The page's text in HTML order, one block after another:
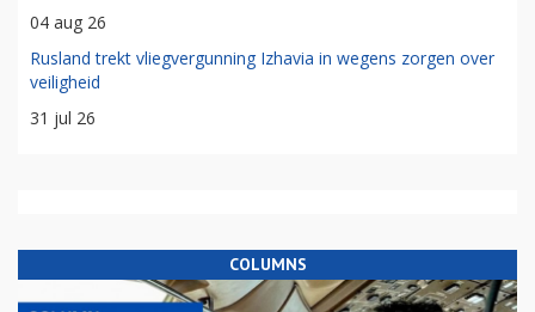
04 aug 26
Rusland trekt vliegvergunning Izhavia in wegens zorgen over
veiligheid
31 jul 26
COLUMNS